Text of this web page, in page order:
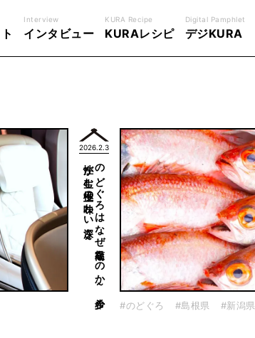
Interview
インタビュー
KURA Recipe
KURAレシピ
Digital Pamphlet
デジKURA
2026.2.3
の
ど
ぐ
ろ
は
な
ぜ
高級な
の
か
～
希少
性が
生む
極上の
味わ
い
深さ
～
#のどぐろ #島根県 #新潟県